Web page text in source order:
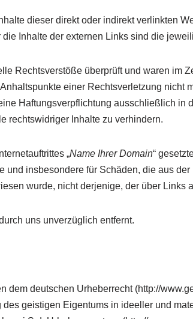
dieser direkt oder indirekt verlinkten
Inhalte der externen Links sind die
Rechtsverstöße überprüft und waren im
einer Rechtsverletzung
Haftungsverpflichtung ausschließlich
rechtswidriger Inhalte zu verhindern.
„Name Ihrer Domain“
insbesondere für Schäden, die aus
wurde, nicht derjenige, der über
uns unverzüglich entfernt.
deutschen Urheberrecht (http://
geistigen Eigentums in ideeller und